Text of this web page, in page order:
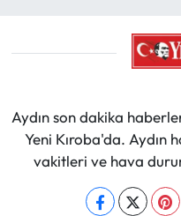
Aydın son dakika
Yeni Kıroba'da. Aydın
vakitleri ve hava